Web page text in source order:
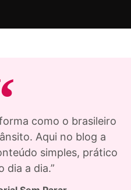
como o brasileiro
Aqui no blog a
simples, prático
dia a dia.”